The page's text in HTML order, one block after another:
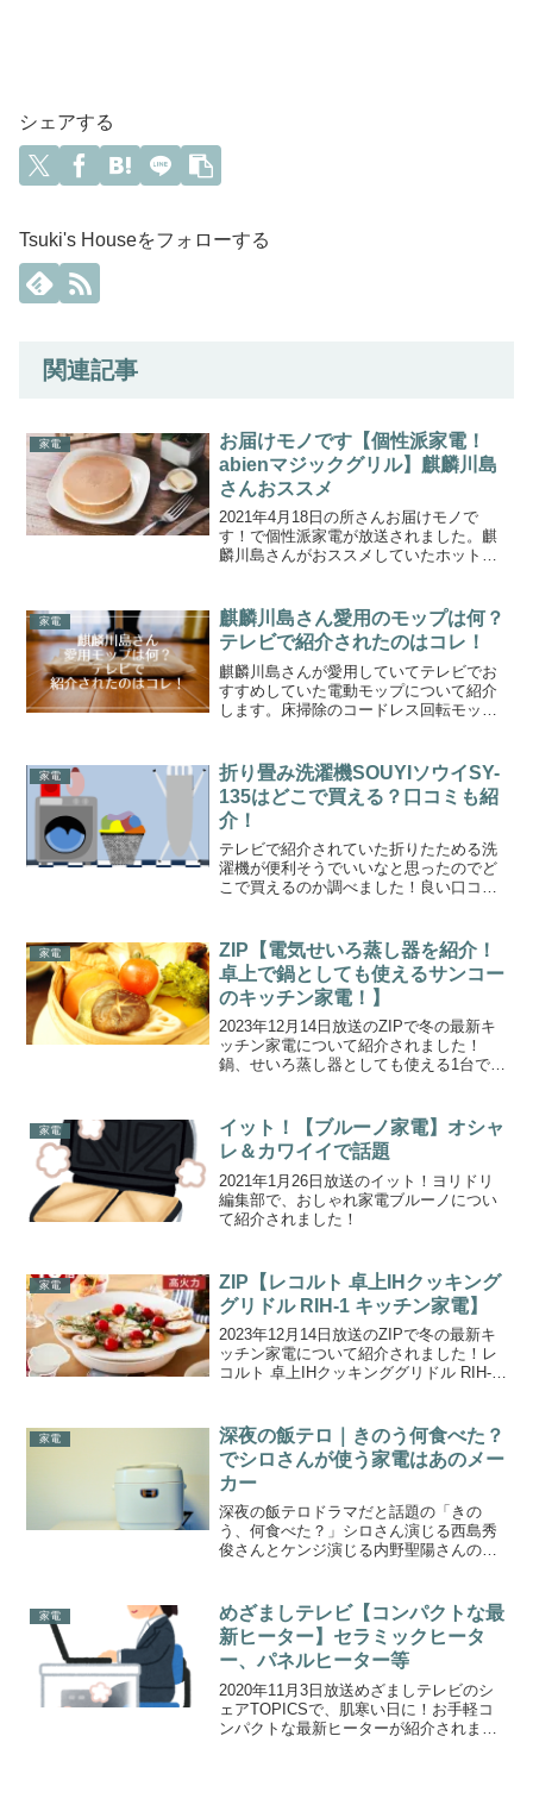
シェアする
Tsuki's Houseをフォローする
関連記事
家電
お届けモノです【個性派家電！
abienマジックグリル】麒麟川島
さんおススメ
2021年4月18日の所さんお届けモノで
す！で個性派家電が放送されました。麒
麟川島さんがおススメしていたホットプ
にくい魔法のホットプレートです。
家電
麒麟川島さん愛用のモップは何？
テレビで紹介されたのはコレ！
麒麟川島さんが愛用していてテレビでお
すすめしていた電動モップについて紹介
します。床掃除のコードレス回転モッ
家電
折り畳み洗濯機SOUYIソウイSY-
135はどこで買える？口コミも紹
介！
テレビで紹介されていた折りたためる洗
濯機が便利そうでいいなと思ったのでど
こで買えるのか調べました！良い口コミ
み洗濯機SY135です。折り畳み洗濯機
SOUYIソウイS...
家電
ZIP【電気せいろ蒸し器を紹介！
卓上で鍋としても使えるサンコー
のキッチン家電！】
2023年12月14日放送のZIPで冬の最新キ
ッチン家電について紹介されました！
鍋、せいろ蒸し器としても使える1台で2
ています。冬の最新キッチン家電電気せ
いろ蒸し器【🚩...
家電
イット！【ブルーノ家電】オシャ
レ＆カワイイで話題
2021年1月26日放送のイット！ヨリドリ
編集部で、おしゃれ家電ブルーノについ
て紹介されました！
家電
ZIP【レコルト 卓上IHクッキング
グリドル RIH-1 キッチン家電】
2023年12月14日放送のZIPで冬の最新キ
ッチン家電について紹介されました！レ
コルト 卓上IHクッキンググリドル RIH-1
IHクッキンググリドル RIH-1大皿...
家電
深夜の飯テロ｜きのう何食べた？
でシロさんが使う家電はあのメー
カー
深夜の飯テロドラマだと話題の「きの
う、何食べた？」シロさん演じる西島秀
俊さんとケンジ演じる内野聖陽さんの二
家電
めざましテレビ【コンパクトな最
新ヒーター】セラミックヒータ
ー、パネルヒーター等
2020年11月3日放送めざましテレビのシ
ェアTOPICSで、肌寒い日に！お手軽コ
ンパクトな最新ヒーターが紹介されまし